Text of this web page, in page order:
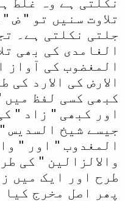
ے
و
ل
ا
تلاوت سنیں تو " ض
جلتی نکلتی ہے۔
الغامدی کی بھی
المغضوب کی آواز
الارض کی الارد
کبھی کسی لفظ میں
اور کبھی " زاد "
جیسے شیخ السدیس
المغدوب " اور "
والالزالین " کی
طرح اور ایک میں
پھر اصل مخرج کیا